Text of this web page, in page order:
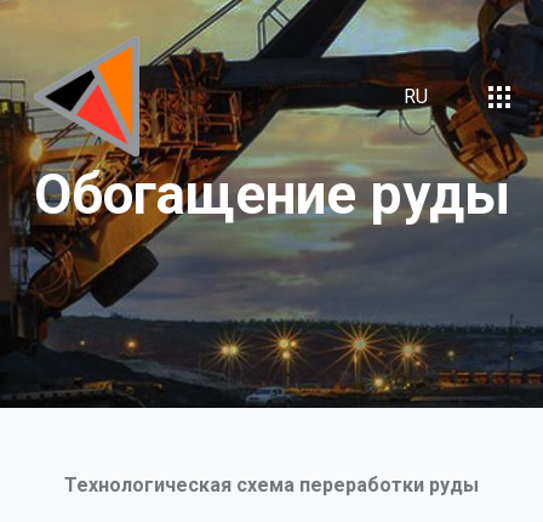
RU
Обогащение руды
Технологическая схема переработки руды